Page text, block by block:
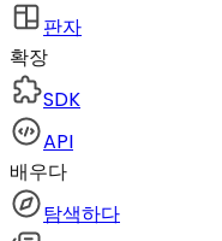
판자
확장
SDK
API
배우다
탐색하다